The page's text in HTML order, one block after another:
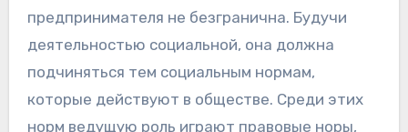
предпринимателя не безгранична. Будучи
деятельностью социальной, она должна
подчиняться тем социальным нормам,
которые действуют в обществе. Среди этих
норм ведущую роль играют правовые норы,